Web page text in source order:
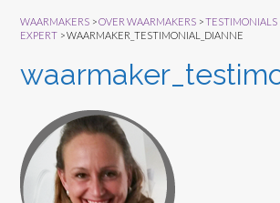
WAARMAKERS >OVER WAARMAKERS >TESTIMONIALS
EXPERT >WAARMAKER_TESTIMONIAL_DIANNE